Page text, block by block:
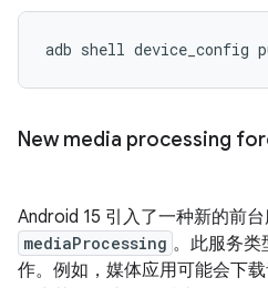
adb shell device_config
New media processing
Android 15 引入了一种新的前
mediaProcessing 。此服务类
作。例如，媒体应用可能会下